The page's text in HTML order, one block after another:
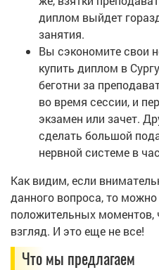
диплом выйдет
занятия.
Вы сэкономите свои
купить диплом в
беготни за
во время сессии, и
экзамен или зачет.
сделать большой
нервной системе в
Как видим, если
данного вопроса, то
положительных моментов,
взгляд. И это еще не все!
Что мы предлагаем